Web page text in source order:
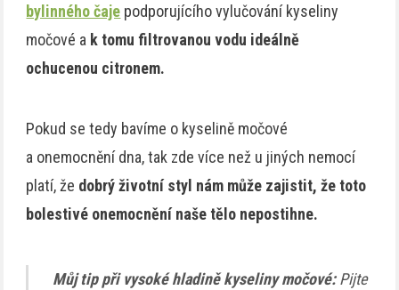
bylinného čaje podporujícího vylučování kyseliny
močové a k tomu filtrovanou vodu ideálně
ochucenou citronem.
Pokud se tedy bavíme o kyselině močové
a onemocnění dna, tak zde více než u jiných nemocí
platí, že dobrý životní styl nám může zajistit, že toto
bolestivé onemocnění naše tělo nepostihne.
Můj tip při vysoké hladině kyseliny močové:Pijte